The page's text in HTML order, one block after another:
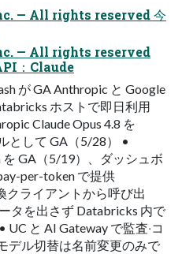
— All rights reserved 今
— All rights reserved
：Claude
が GA Anthropic と Google
ホストで即日利用
Claude Opus 4.8 を
として GA（5/28） •
を GA（5/19）、ダッシュボ
per-token で提供
クライアントから呼び出
タを出さず Databricks 内で
と AI Gateway で監査‧コ
デル切替は名前変更のみで